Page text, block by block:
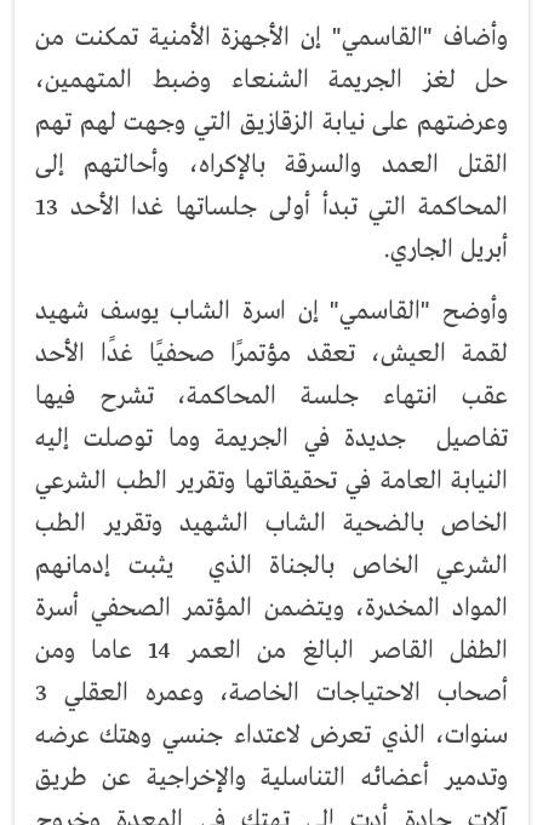
وأضاف "القاسمي" إن الأجهزة الأمنية تمكنت من
حل لغز الجريمة الشنعاء وضبط المتهمين،
وعرضتهم على نيابة الزقازيق التي وجهت لهم تهم
القتل العمد والسرقة بالإكراه، وأحالتهم إلى
المحاكمة التي تبدأ أولى جلساتها غدا الأحد 13
أبريل الجاري.
وأوضح "القاسمي" إن اسرة الشاب يوسف شهيد
لقمة العيش، تعقد مؤتمرًا صحفيًا غدًا الأحد
عقب انتهاء جلسة المحاكمة، تشرح فيها
تفاصيل جديدة في الجريمة وما توصلت إليه
النيابة العامة في تحقيقاتها وتقرير الطب الشرعي
الخاص بالضحية الشاب الشهيد وتقرير الطب
الشرعي الخاص بالجناة الذي يثبت إدمانهم
المواد المخدرة، ويتضمن المؤتمر الصحفي أسرة
الطفل القاصر البالغ من العمر 14 عاما ومن
أصحاب الاحتياجات الخاصة، وعمره العقلي 3
سنوات، الذي تعرض لاعتداء جنسي وهتك عرضه
وتدمير أعضائه التناسلية والإخراجية عن طريق